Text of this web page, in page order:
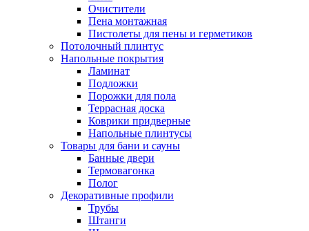
Очистители
Пена монтажная
Пистолеты для пены и герметиков
Потолочный плинтус
Напольные покрытия
Ламинат
Подложки
Порожки для пола
Террасная доска
Коврики придверные
Напольные плинтусы
Товары для бани и сауны
Банные двери
Термовагонка
Полог
Декоративные профили
Трубы
Штанги